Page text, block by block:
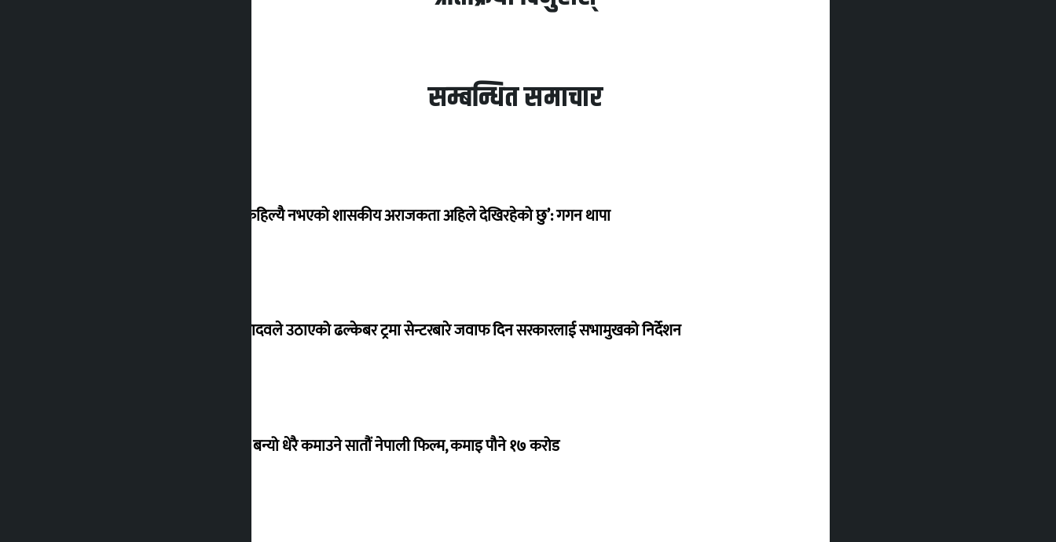
सम्बन्धित समाचार
‘देशमा कहिल्यै नभएको शासकीय अराजकता अहिले देखिरहेको छु’: गगन थापा
सांसद यादवले उठाएको ढल्केबर ट्रमा सेन्टरबारे जवाफ दिन सरकारलाई सभामुखको निर्देशन
‘गौंथली’ बन्यो धेरै कमाउने सातौं नेपाली फिल्म, कमाइ पौने १७ करोड